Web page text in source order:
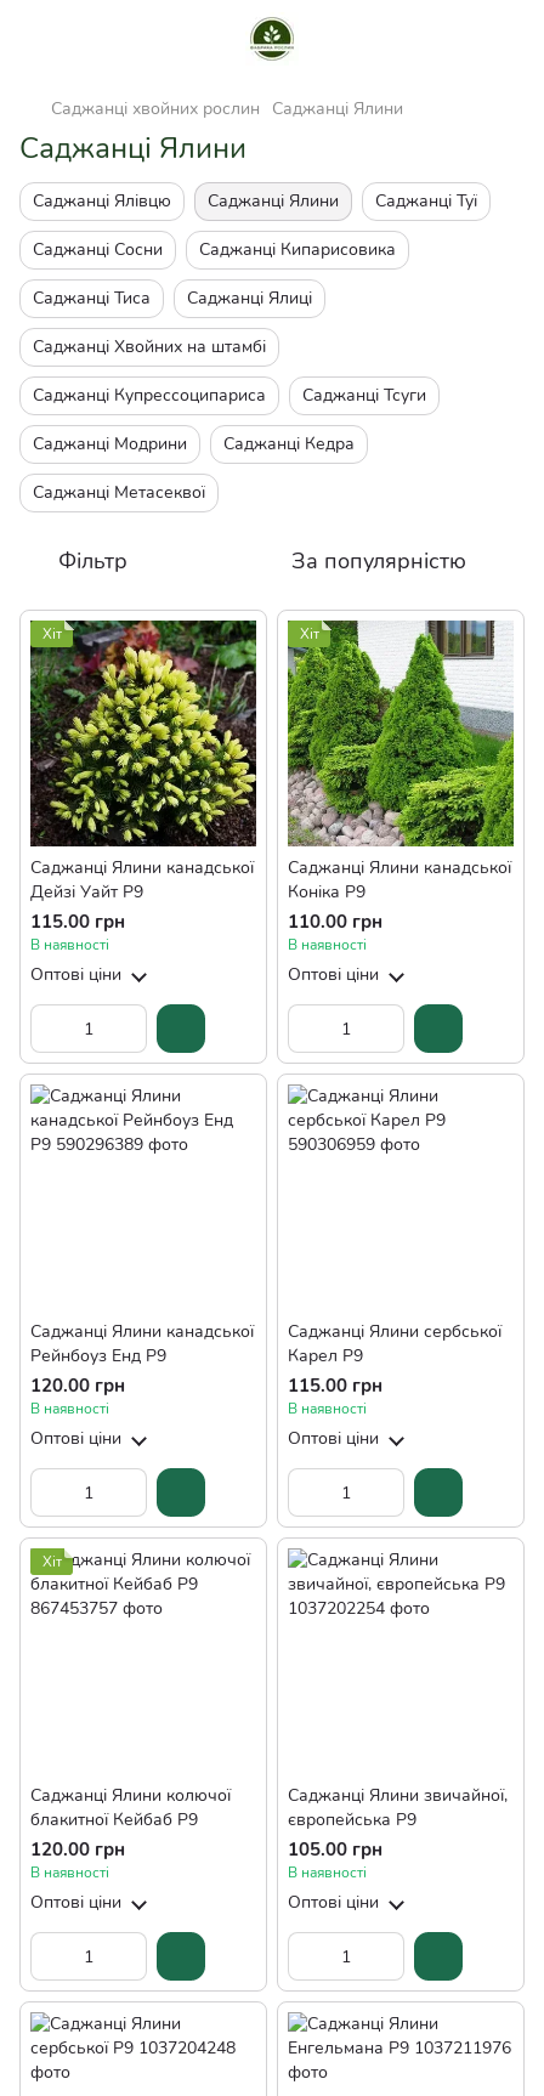
Саджанці хвойних рослин Саджанці Ялини
Саджанці Ялини
Саджанці Ялівцю Саджанці Ялини Саджанці Туї
Саджанці Сосни Саджанці Кипарисовика
Саджанці Тиса Саджанці Ялиці
Саджанці Хвойних на штамбі
Саджанці Купрессоципариса Саджанці Тсуги
Саджанці Модрини Саджанці Кедра
Саджанці Метасеквої
Фільтр За популярністю
Хіт
Саджанці Ялини канадської
Дейзі Уайт Р9
115.00 грн
В наявності
Оптові ціни
Хіт
Саджанці Ялини канадської
Коніка Р9
110.00 грн
В наявності
Оптові ціни
Саджанці Ялини канадської
Рейнбоуз Енд Р9
120.00 грн
В наявності
Оптові ціни
Саджанці Ялини сербської
Карел Р9
115.00 грн
В наявності
Оптові ціни
Хіт
Саджанці Ялини колючої
блакитної Кейбаб Р9
120.00 грн
В наявності
Оптові ціни
Саджанці Ялини звичайної,
європейська Р9
105.00 грн
В наявності
Оптові ціни